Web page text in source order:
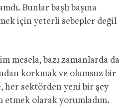
Bunlar başlı başına
için yeterli sebepler değil
mesela, bazı zamanlarda da
korkmak ve olumsuz bir
her sektörden yeni bir şey
etmek olarak yorumladım.